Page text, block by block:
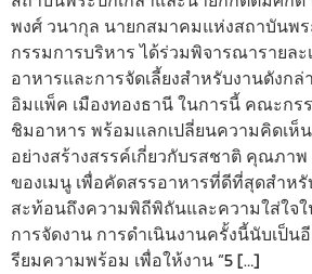
พงศ์ วนากุล นายกสมาคมแห่งสถาบันพ
กรรมการบริหาร ได้ร่วมพิจารณารายละ
อาหารและการจัดเลี้ยงสำหรับงานดังก
อิมแพ็ค เมืองทองธานี ในการนี้ คณะกร
ชิมอาหาร พร้อมแลกเปลี่ยนความคิดเห็
อย่างสร้างสรรค์เกี่ยวกับรสชาติ คุณภา
ของเมนู เพื่อคัดสรรอาหารที่ดีที่สุดสำห
สะท้อนถึงความพิถีพิถันและความใส่ใจใ
การจัดงาน การดำเนินงานครั้งนี้นับเป็น
รียมความพร้อม เพื่อให้งาน “5 […]